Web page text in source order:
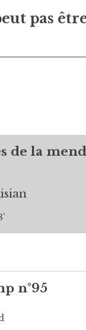
pas
de la
n°95